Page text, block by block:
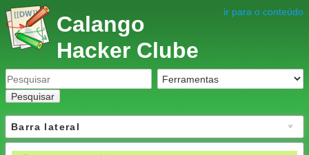
ir para o conteúdo
Calango
Hacker Clube
Pesquisar
Barra lateral